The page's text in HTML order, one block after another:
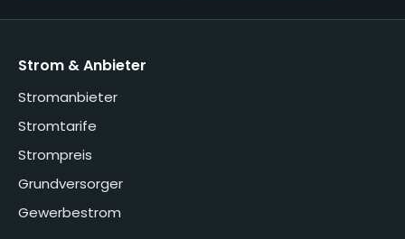
Strom & Anbieter
Stromanbieter
Stromtarife
Strompreis
Grundversorger
Gewerbestrom